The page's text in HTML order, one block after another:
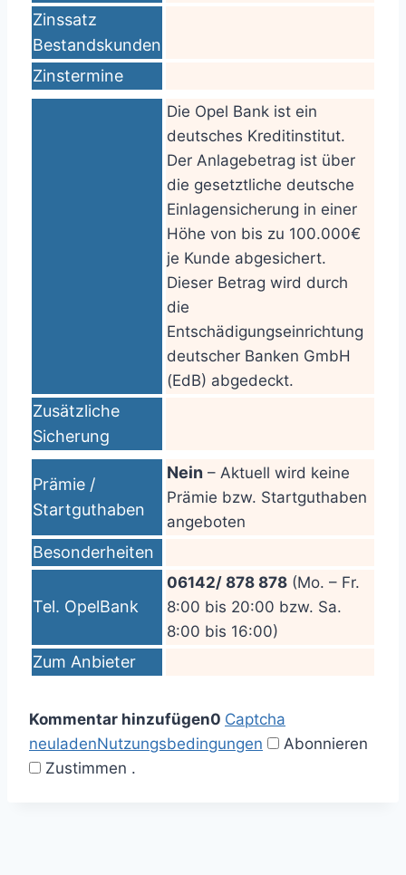
Zinssatz
Bestandskunden
Zinstermine
Die Opel Bank ist ein
deutsches Kreditinstitut.
Der Anlagebetrag ist über
die gesetztliche deutsche
Einlagensicherung in einer
Höhe von bis zu 100.000€
je Kunde abgesichert.
Dieser Betrag wird durch
die
Entschädigungseinrichtung
deutscher Banken GmbH
(EdB) abgedeckt.
Zusätzliche
Sicherung
Prämie /
Startguthaben
Nein – Aktuell wird keine
Prämie bzw. Startguthaben
angeboten
Besonderheiten
Tel. OpelBank
06142/ 878 878 (Mo. – Fr.
8:00 bis 20:00 bzw. Sa.
8:00 bis 16:00)
Zum Anbieter
Kommentar hinzufügen0 Captcha
neuladenNutzungsbedingungen
Abonnieren
Zustimmen .